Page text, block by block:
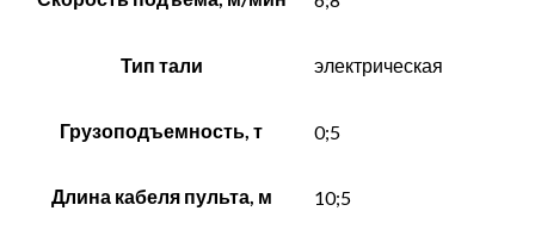
Тип тали электрическая
Грузоподъемность, т 0;5
Длина кабеля пульта, м 10;5